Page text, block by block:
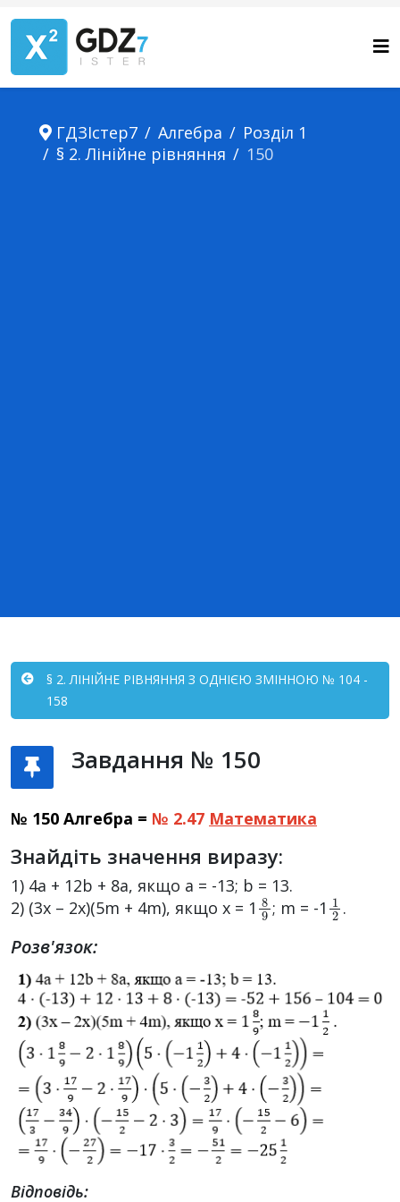
ГДЗІстер7 Алгебра
Розділ 1
§ 2. Лінійне рівняння
150
§ 2. ЛІНІЙНЕ РІВНЯННЯ З ОДНІЄЮ ЗМІННОЮ № 104 -
158
Завдання № 150
№ 150 Алгебра = № 2.47 Математика
Знайдіть значення виразу:
1) 4а + 12b + 8а, якщо а = -13; b = 13.
2) (3х – 2х)(5m + 4m), якщо х = 1 8 9
; m = -1 1 .
Розв'язок:
Відповідь: